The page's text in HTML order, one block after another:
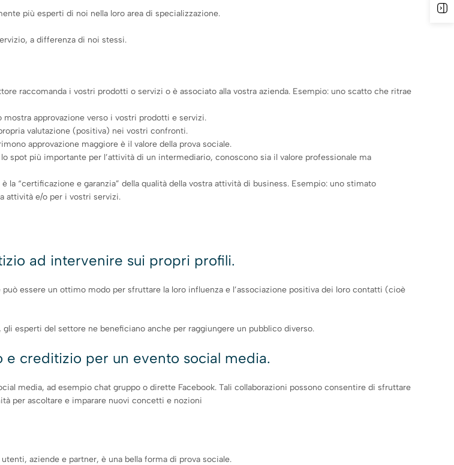
più esperti di noi nella loro area di specializzazione.
a differenza di noi stessi.
raccomanda i vostri prodotti o servizi o è associato alla vostra azienda. Esempio: uno scatto che ritrae
approvazione verso i vostri prodotti e servizi.
valutazione (positiva) nei vostri confronti.
approvazione maggiore è il valore della prova sociale.
spot più importante per l’attività di un intermediario, conoscono sia il valore professionale ma
“certificazione e garanzia” della qualità della vostra attività di business. Esempio: uno stimato
attività e/o per i vostri servizi.
ad intervenire sui propri profili.
essere un ottimo modo per sfruttare la loro influenza e l’associazione positiva dei loro contatti (cioè
esperti del settore ne beneficiano anche per raggiungere un pubblico diverso.
creditizio per un evento social media.
media, ad esempio chat gruppo o dirette Facebook. Tali collaborazioni possono consentire di sfruttare
per ascoltare e imparare nuovi concetti e nozioni
aziende e partner, è una bella forma di prova sociale.